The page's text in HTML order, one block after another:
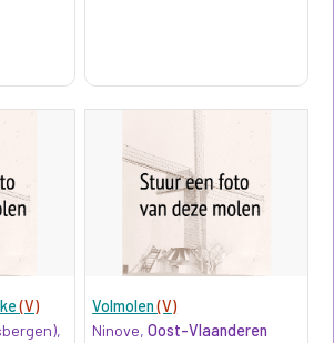
(V)
Volmolen(V)
Ninove,Oost-Vlaanderen